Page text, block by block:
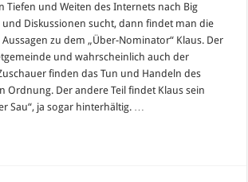
Tiefen und Weiten des Internets nach Big
Diskussionen sucht, dann findet man die
zu dem „Über-Nominator“ Klaus. Der
und wahrscheinlich auch der
finden das Tun und Handeln des
Ordnung. Der andere Teil findet Klaus sein
Sau“, ja sogar hinterhältig. …